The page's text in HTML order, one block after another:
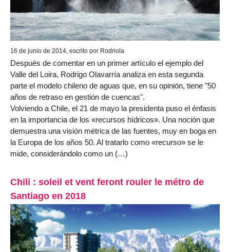
16 de junio de 2014, escrito por Rodriola
Después de comentar en un primer artículo el ejemplo del
Valle del Loira, Rodrigo Olavarría analiza en esta segunda
parte el modelo chileno de aguas que, en su opinión, tiene "50
años de retraso en gestión de cuencas".
Volviendo a Chile, el 21 de mayo la presidenta puso el énfasis
en la importancia de los «recursos hídricos». Una noción que
demuestra una visión métrica de las fuentes, muy en boga en
la Europa de los años 50. Al tratarlo como «recurso» se le
mide, considerándolo como un (…)
Chili : soleil et vent feront rouler le métro de
Santiago en 2018